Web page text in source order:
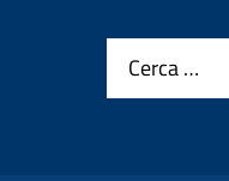
Cerca …